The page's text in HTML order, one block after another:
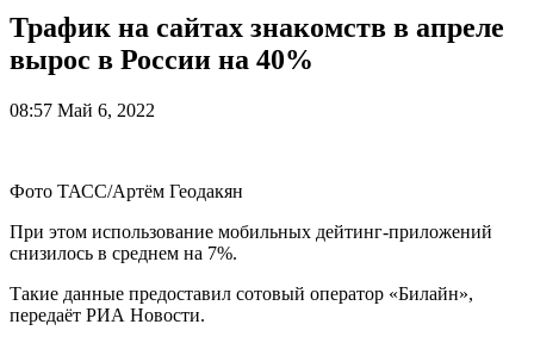
Трафик на сайтах знакомств в апреле
вырос в России на 40%
08:57 Май 6, 2022
Фото ТАСС/Артём Геодакян
При этом использование мобильных дейтинг-приложений
снизилось в среднем на 7%.
Такие данные предоставил сотовый оператор «Билайн»,
передаёт РИА Новости.